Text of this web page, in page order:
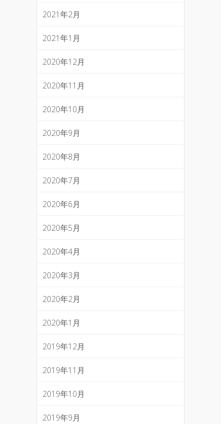
2021年2月
2021年1月
2020年12月
2020年11月
2020年10月
2020年9月
2020年8月
2020年7月
2020年6月
2020年5月
2020年4月
2020年3月
2020年2月
2020年1月
2019年12月
2019年11月
2019年10月
2019年9月